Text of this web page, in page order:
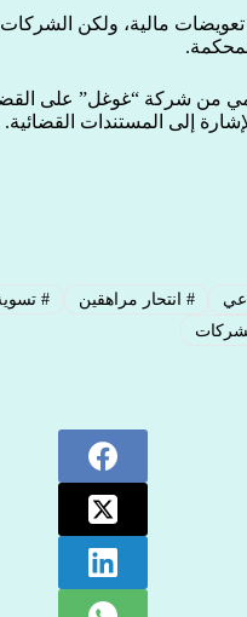
مالية، ولكن
إلى المستندات القضائية.
# انتحار مراهقين #